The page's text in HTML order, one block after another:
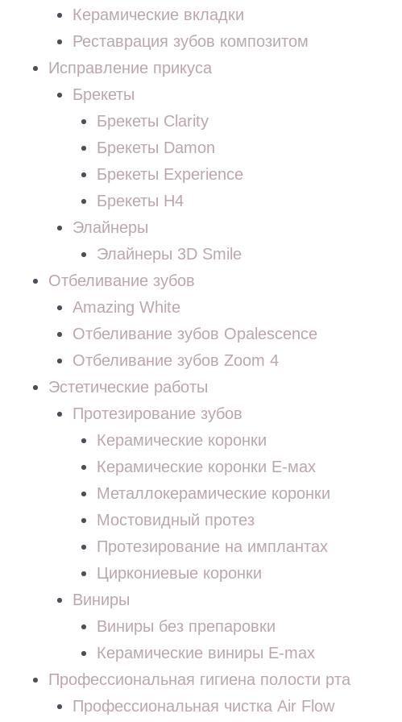
Керамические вкладки
Реставрация зубов композитом
Исправление прикуса
Брекеты
Брекеты Clarity
Брекеты Damon
Брекеты Experience
Брекеты Н4
Элайнеры
Элайнеры 3D Smile
Отбеливание зубов
Amazing White
Отбеливание зубов Opalescence
Отбеливание зубов Zoom 4
Эстетические работы
Протезирование зубов
Керамические коронки
Керамические коронки Е-мах
Металлокерамические коронки
Мостовидный протез
Протезирование на имплантах
Циркониевые коронки
Виниры
Виниры без препаровки
Керамические виниры E-max
Профессиональная гигиена полости рта
Профессиональная чистка Air Flow